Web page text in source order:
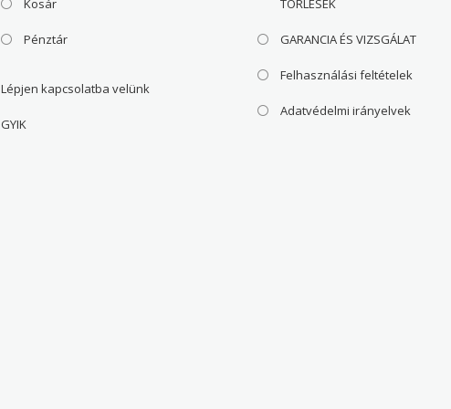
Pénztár
Lépjen kapcsolatba velünk
GYIK
GARANCIA ÉS VIZSGÁLAT
Felhasználási feltételek
Adatvédelmi irányelvek